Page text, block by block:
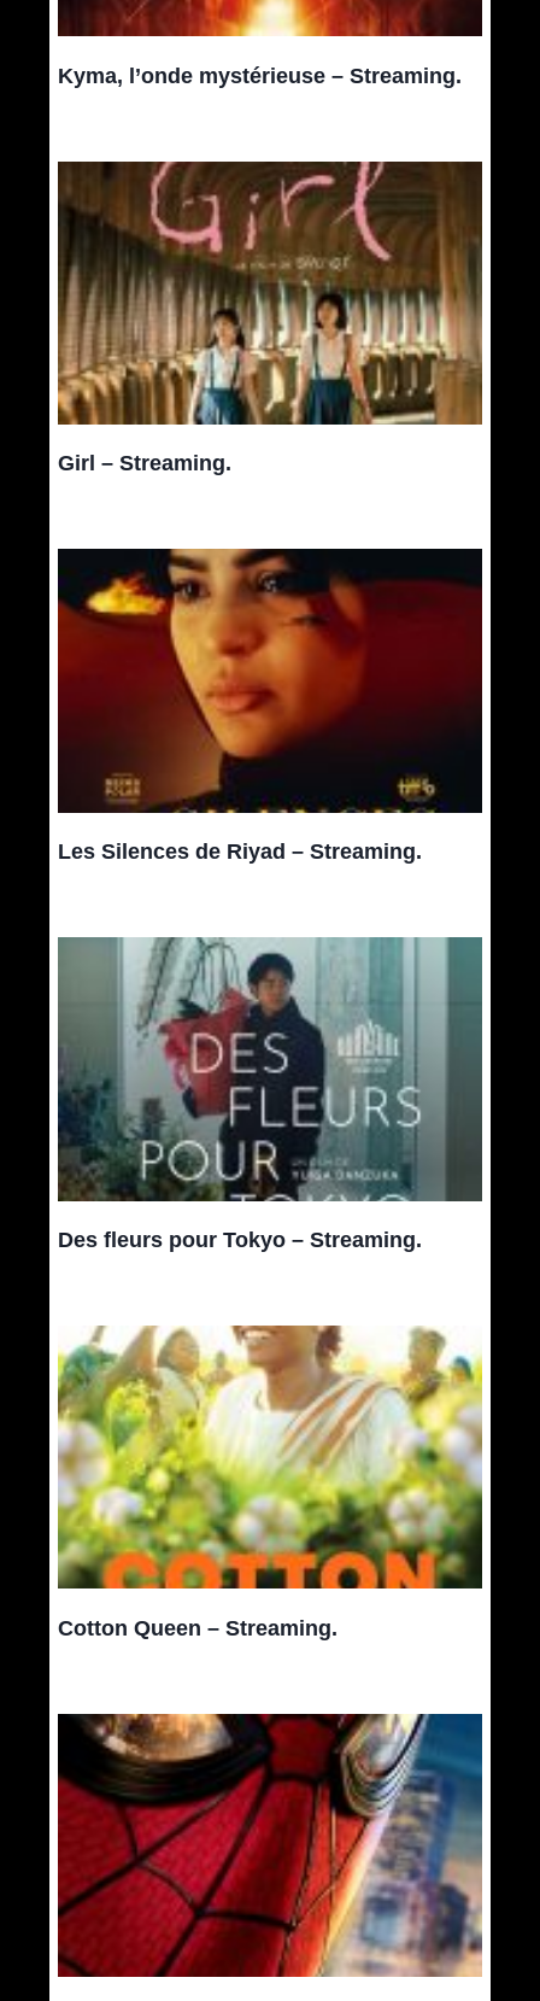
Kyma, l’onde mystérieuse – Streaming.
Girl – Streaming.
Les Silences de Riyad – Streaming.
Des fleurs pour Tokyo – Streaming.
Cotton Queen – Streaming.